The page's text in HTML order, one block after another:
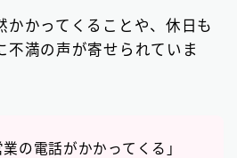
かかってくることや、休日も
不満の声が寄せられていま
の電話がかかってくる」